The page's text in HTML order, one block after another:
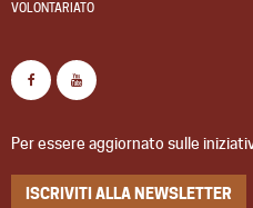
VOLONTARIATO
Per essere aggiornato sulle
ISCRIVITI ALLA NEWSLETTER